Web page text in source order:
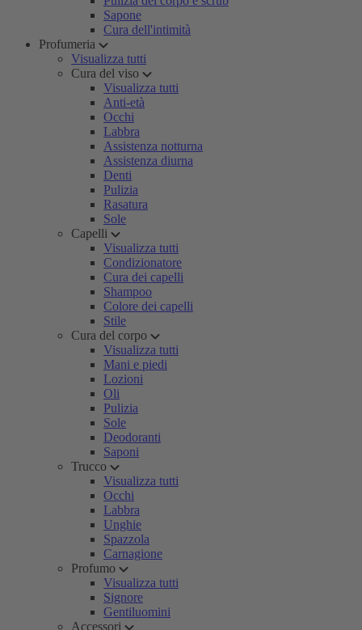
Sapone
Cura dell'intimità
Profumeria
Visualizza tutti
Cura del viso
Visualizza tutti
Anti-età
Occhi
Labbra
Assistenza notturna
Assistenza diurna
Denti
Pulizia
Rasatura
Sole
Capelli
Visualizza tutti
Condizionatore
Cura dei capelli
Shampoo
Colore dei capelli
Stile
Cura del corpo
Visualizza tutti
Mani e piedi
Lozioni
Oli
Pulizia
Sole
Deodoranti
Saponi
Trucco
Visualizza tutti
Occhi
Labbra
Unghie
Spazzola
Carnagione
Profumo
Visualizza tutti
Signore
Gentiluomini
Accessori